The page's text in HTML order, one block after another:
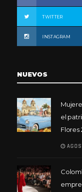
TWITTER
INSTAGRAM
NUEVOS
el
Flores